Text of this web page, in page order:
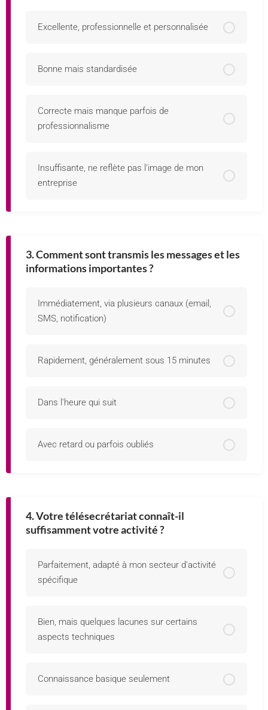
Excellente, professionnelle et personnalisée
Bonne mais standardisée
Correcte mais manque parfois de
professionnalisme
Insuffisante, ne reflète pas l'image de mon
entreprise
3. Comment sont transmis les messages et les
informations importantes ?
Immédiatement, via plusieurs canaux (email,
SMS, notification)
Rapidement, généralement sous 15 minutes
Dans l'heure qui suit
Avec retard ou parfois oubliés
4. Votre télésecrétariat connaît-il
suffisamment votre activité ?
Parfaitement, adapté à mon secteur d'activité
spécifique
Bien, mais quelques lacunes sur certains
aspects techniques
Connaissance basique seulement